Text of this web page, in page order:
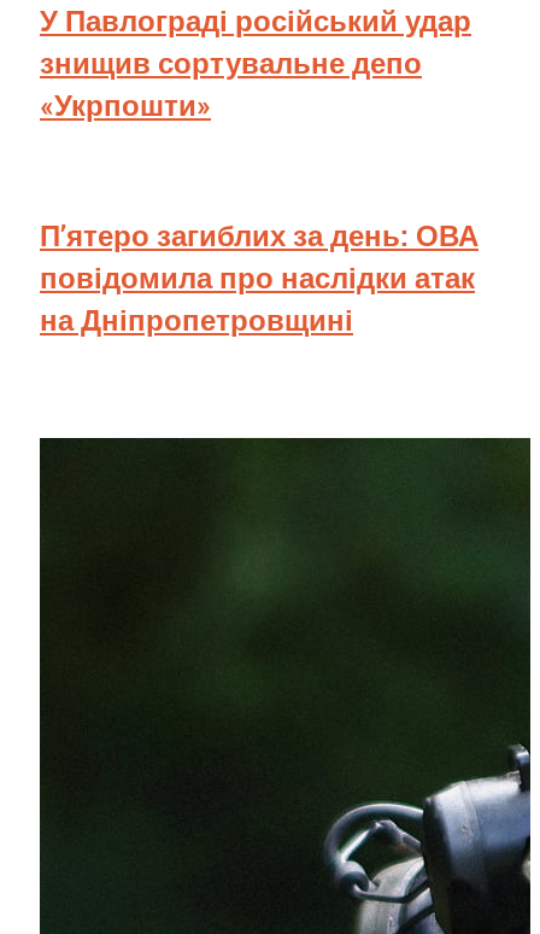
У Павлограді російський удар
знищив сортувальне депо
«Укрпошти»
П’ятеро загиблих за день: ОВА
повідомила про наслідки атак
на Дніпропетровщині